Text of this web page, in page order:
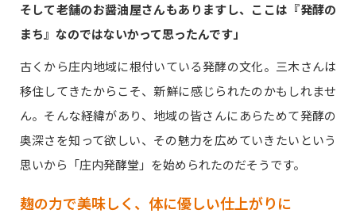
そして老舗のお醤油屋さんもありますし、ここは『発酵の
まち』なのではないかって思ったんです」
古くから庄内地域に根付いている発酵の文化。三木さんは
移住してきたからこそ、新鮮に感じられたのかもしれませ
ん。そんな経緯があり、地域の皆さんにあらためて発酵の
奥深さを知って欲しい、その魅力を広めていきたいという
思いから「庄内発酵堂」を始められたのだそうです。
麹の力で美味しく、体に優しい仕上がりに